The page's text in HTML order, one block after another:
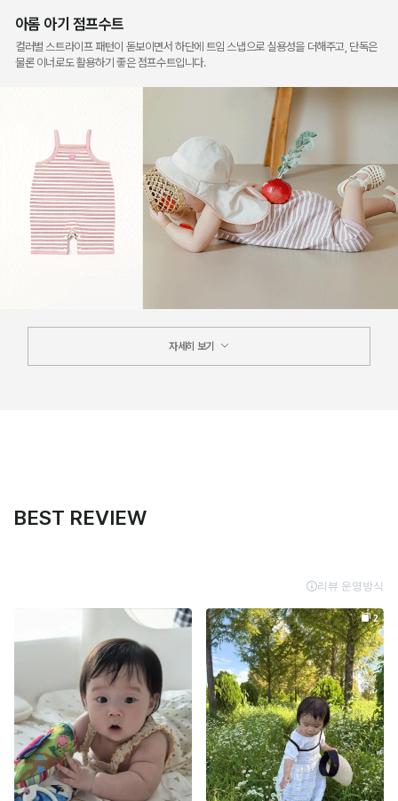
아롬 아기 점프수트
컬러별 스트라이프 패턴이 돋보이면서 하단에 트임 스냅으로 실용성을 더해주고, 단독은
물론 이너로도 활용하기 좋은 점프수트입니다.
자세히 보기
BEST REVIEW